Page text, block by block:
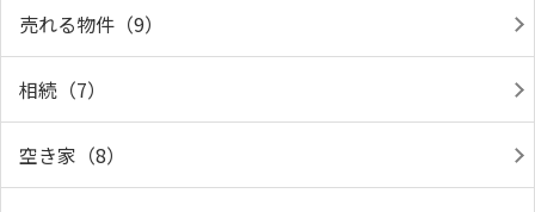
売れる物件（9）
相続（7）
空き家（8）